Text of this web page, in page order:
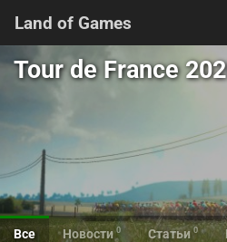
Land of Games
Tour de France
Все Новости 0 Статьи 0